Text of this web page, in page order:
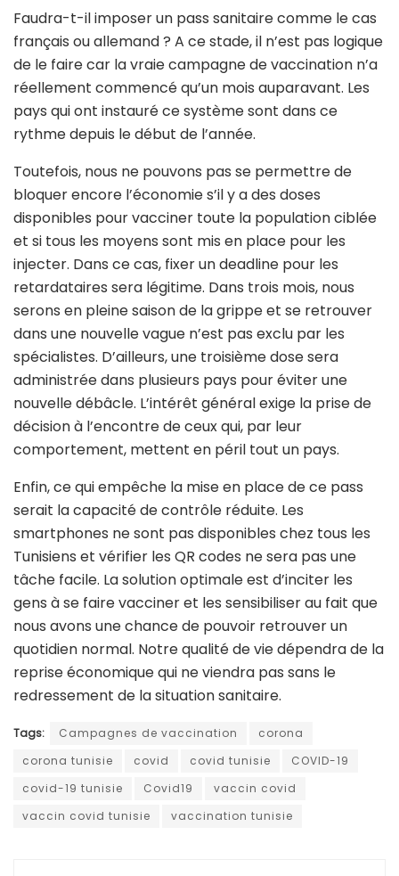
Faudra-t-il imposer un pass sanitaire comme le cas
français ou allemand ? A ce stade, il n’est pas logique
de le faire car la vraie campagne de vaccination n’a
réellement commencé qu’un mois auparavant. Les
pays qui ont instauré ce système sont dans ce
rythme depuis le début de l’année.
Toutefois, nous ne pouvons pas se permettre de
bloquer encore l’économie s’il y a des doses
disponibles pour vacciner toute la population ciblée
et si tous les moyens sont mis en place pour les
injecter. Dans ce cas, fixer un deadline pour les
retardataires sera légitime. Dans trois mois, nous
serons en pleine saison de la grippe et se retrouver
dans une nouvelle vague n’est pas exclu par les
spécialistes. D’ailleurs, une troisième dose sera
administrée dans plusieurs pays pour éviter une
nouvelle débâcle. L’intérêt général exige la prise de
décision à l’encontre de ceux qui, par leur
comportement, mettent en péril tout un pays.
Enfin, ce qui empêche la mise en place de ce pass
serait la capacité de contrôle réduite. Les
smartphones ne sont pas disponibles chez tous les
Tunisiens et vérifier les QR codes ne sera pas une
tâche facile. La solution optimale est d’inciter les
gens à se faire vacciner et les sensibiliser au fait que
nous avons une chance de pouvoir retrouver un
quotidien normal. Notre qualité de vie dépendra de la
reprise économique qui ne viendra pas sans le
redressement de la situation sanitaire.
Tags: Campagnes de vaccination
corona
corona tunisie
covid covid tunisie
COVID-19
covid-19 tunisie
Covid19
vaccin covid
vaccin covid tunisie
vaccination tunisie